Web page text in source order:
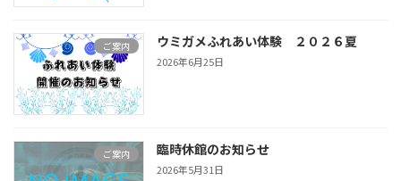
ご案内 ウミガメふれあい体験 ２０２６夏
2026年6月25日
ご案内 臨時休館のお知らせ
2026年5月31日